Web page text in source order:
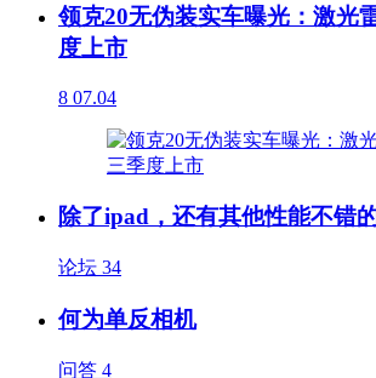
领克20无伪装实车曝光：激光
度上市
8 07.04
除了ipad，还有其他性能不错
论坛 34
何为单反相机
问答 4